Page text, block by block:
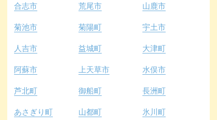
合志市 荒尾市 山鹿市
菊池市 菊陽町 宇土市
人吉市 益城町 大津町
阿蘇市 上天草市 水俣市
芦北町 御船町 長洲町
あさぎり町 山都町 氷川町